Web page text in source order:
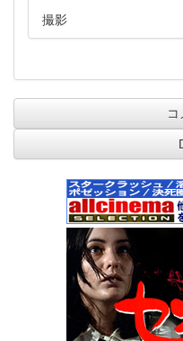
撮影
コ